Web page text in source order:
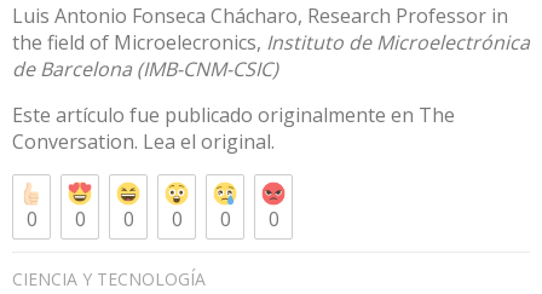
Luis Antonio Fonseca Chácharo, Research Professor in
the field of Microelecronics, Instituto de Microelectrónica
de Barcelona (IMB-CNM-CSIC)
Este artículo fue publicado originalmente en The
Conversation. Lea el original.
0 0 0 0 0 0
CIENCIA Y TECNOLOGÍA